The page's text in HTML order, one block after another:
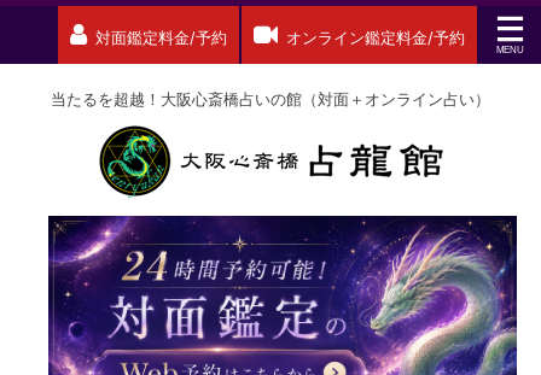
対面鑑定料金/予約 オンライン鑑定料金/予約
当たるを超越！大阪心斎橋占いの館（対面＋オンライン占い）